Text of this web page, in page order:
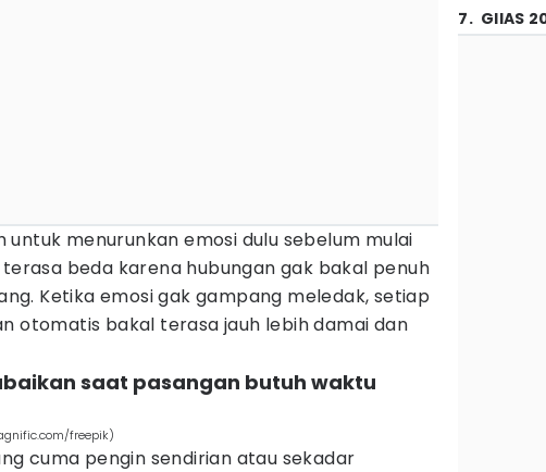
untuk menurunkan emosi dulu sebelum mulai
beda karena hubungan gak bakal penuh
Ketika emosi gak gampang meledak, setiap
otomatis bakal terasa jauh lebih damai dan
saat pasangan butuh waktu
freepik)
cuma pengin sendirian atau sekadar
7. GIIAS